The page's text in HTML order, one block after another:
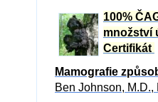
100%
množství
Certifikát
Mamografie
Ben Johnson, M.D.,